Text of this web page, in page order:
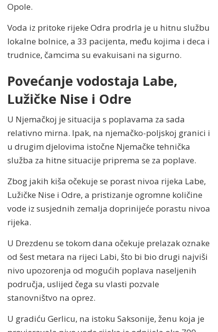
Opole.
Voda iz pritoke rijeke Odra prodrla je u hitnu službu
lokalne bolnice, a 33 pacijenta, među kojima i deca i
trudnice, čamcima su evakuisani na sigurno.
Povećanje vodostaja Labe,
Lužičke Nise i Odre
U Njemačkoj je situacija s poplavama za sada
relativno mirna. Ipak, na njemačko-poljskoj granici i
u drugim djelovima istočne Njemačke tehnička
služba za hitne situacije priprema se za poplave.
Zbog jakih kiša očekuje se porast nivoa rijeka Labe,
Lužičke Nise i Odre, a pristizanje ogromne količine
vode iz susjednih zemalja doprinijeće porastu nivoa
rijeka.
U Drezdenu se tokom dana očekuje prelazak oznake
od šest metara na rijeci Labi, što bi bio drugi najviši
nivo upozorenja od mogućih poplava naseljenih
područja, uslijed čega su vlasti pozvale
stanovništvo na oprez.
U gradiću Gerlicu, na istoku Saksonije, ženu koja je